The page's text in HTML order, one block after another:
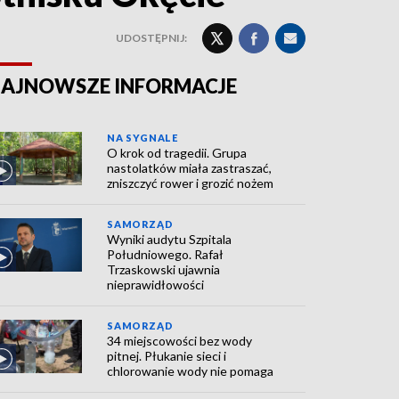
UDOSTĘPNIJ:
INFORMACJE
NA SYGNALE
O krok od tragedii. Grupa
nastolatków miała zastraszać,
zniszczyć rower i grozić nożem
SAMORZĄD
Wyniki audytu Szpitala
Południowego. Rafał
Trzaskowski ujawnia
nieprawidłowości
SAMORZĄD
34 miejscowości bez wody
pitnej. Płukanie sieci i
chlorowanie wody nie pomaga